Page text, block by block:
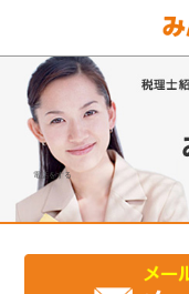
電話をする